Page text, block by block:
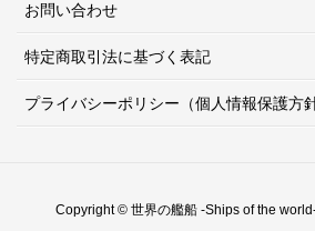
お問い合わせ
特定商取引法に基づく表記
プライバシーポリシー（個人情報保護方針
Copyright © 世界の艦船 -Ships of the